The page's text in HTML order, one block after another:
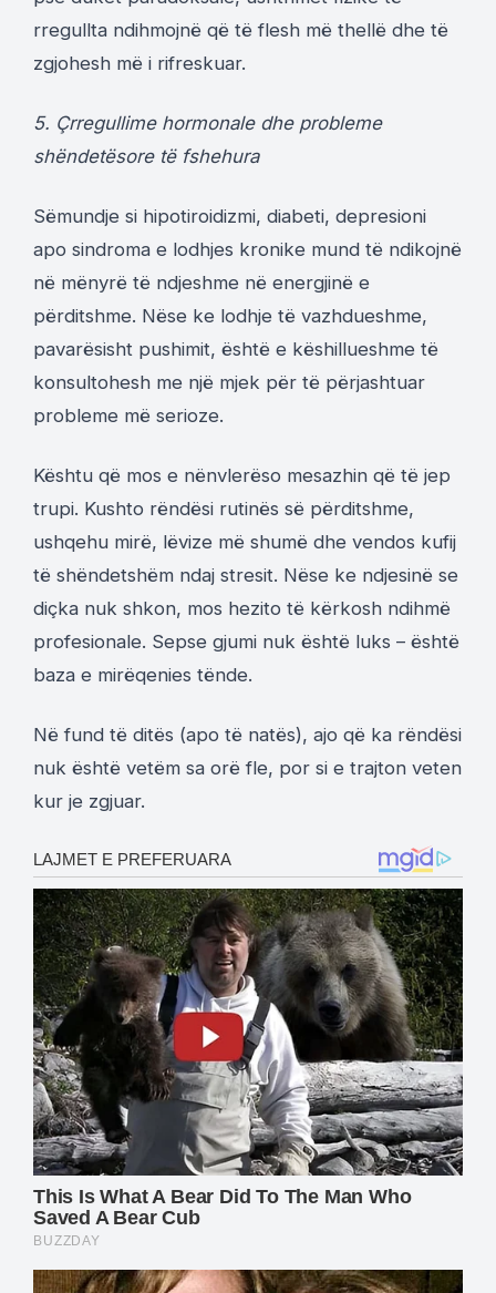
rregullta ndihmojnë që të flesh më thellë dhe të
zgjohesh më i rifreskuar.
5. Çrregullime hormonale dhe probleme
shëndetësore të fshehura
Sëmundje si hipotiroidizmi, diabeti, depresioni
apo sindroma e lodhjes kronike mund të ndikojnë
në mënyrë të ndjeshme në energjinë e
përditshme. Nëse ke lodhje të vazhdueshme,
pavarësisht pushimit, është e këshillueshme të
konsultohesh me një mjek për të përjashtuar
probleme më serioze.
Kështu që mos e nënvlerëso mesazhin që të jep
trupi. Kushto rëndësi rutinës së përditshme,
ushqehu mirë, lëvize më shumë dhe vendos kufij
të shëndetshëm ndaj stresit. Nëse ke ndjesinë se
diçka nuk shkon, mos hezito të kërkosh ndihmë
profesionale. Sepse gjumi nuk është luks – është
baza e mirëqenies tënde.
Në fund të ditës (apo të natës), ajo që ka rëndësi
nuk është vetëm sa orë fle, por si e trajton veten
kur je zgjuar.